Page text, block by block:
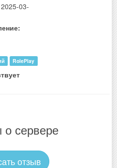
2025-03-
RolePlay
сервере
отзыв